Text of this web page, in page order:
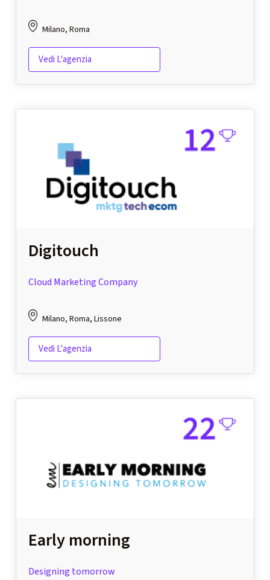
Milano, Roma
Vedi L'agenzia
Digitouch
Cloud Marketing Company
Milano, Roma, Lissone
Vedi L'agenzia
Early morning
Designing tomorrow